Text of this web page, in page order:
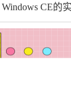
CE的